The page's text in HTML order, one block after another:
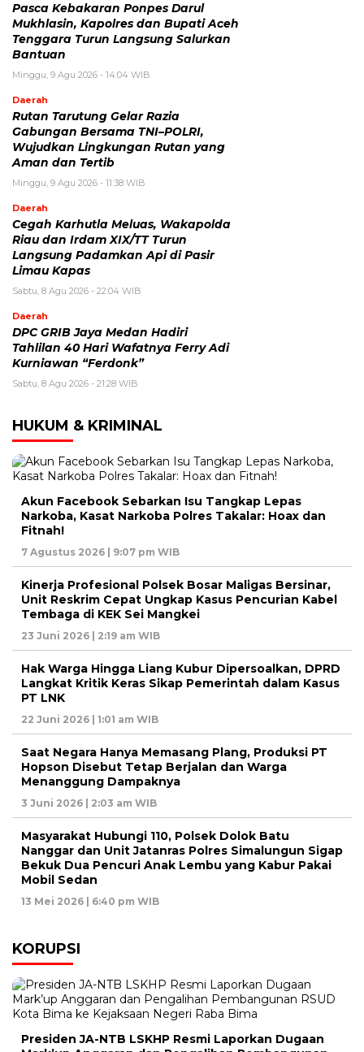
Pasca Kebakaran Ponpes Darul
Mukhlasin, Kapolres dan Bupati Aceh
Tenggara Turun Langsung Salurkan
Bantuan
Minggu, 9 Agu 2026 - 14:04 WIB
Daerah
Rutan Tarutung Gelar Razia
Gabungan Bersama TNI–POLRI,
Wujudkan Lingkungan Rutan yang
Aman dan Tertib
Minggu, 9 Agu 2026 - 11:38 WIB
Daerah
Cegah Karhutla Meluas, Wakapolda
Riau dan Irdam XIX/TT Turun
Langsung Padamkan Api di Pasir
Limau Kapas
Sabtu, 8 Agu 2026 - 22:04 WIB
Daerah
DPC GRIB Jaya Medan Hadiri
Tahlilan 40 Hari Wafatnya Ferry Adi
Kurniawan “Ferdonk”
Sabtu, 8 Agu 2026 - 21:28 WIB
HUKUM & KRIMINAL
Akun Facebook Sebarkan Isu Tangkap Lepas
Narkoba, Kasat Narkoba Polres Takalar: Hoax dan
Fitnah!
7 Agustus 2026 | 9:07 pm WIB
Kinerja Profesional Polsek Bosar Maligas Bersinar,
Unit Reskrim Cepat Ungkap Kasus Pencurian Kabel
Tembaga di KEK Sei Mangkei
23 Juni 2026 | 2:19 am WIB
Hak Warga Hingga Liang Kubur Dipersoalkan, DPRD
Langkat Kritik Keras Sikap Pemerintah dalam Kasus
PT LNK
22 Juni 2026 | 1:01 am WIB
Saat Negara Hanya Memasang Plang, Produksi PT
Hopson Disebut Tetap Berjalan dan Warga
Menanggung Dampaknya
3 Juni 2026 | 2:03 am WIB
Masyarakat Hubungi 110, Polsek Dolok Batu
Nanggar dan Unit Jatanras Polres Simalungun Sigap
Bekuk Dua Pencuri Anak Lembu yang Kabur Pakai
Mobil Sedan
13 Mei 2026 | 6:40 pm WIB
KORUPSI
Presiden JA-NTB LSKHP Resmi Laporkan Dugaan